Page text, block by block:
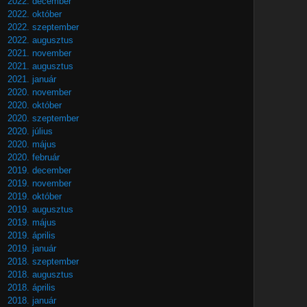
2022. október
2022. szeptember
2022. augusztus
2021. november
2021. augusztus
2021. január
2020. november
2020. október
2020. szeptember
2020. július
2020. május
2020. február
2019. december
2019. november
2019. október
2019. augusztus
2019. május
2019. április
2019. január
2018. szeptember
2018. augusztus
2018. április
2018. január